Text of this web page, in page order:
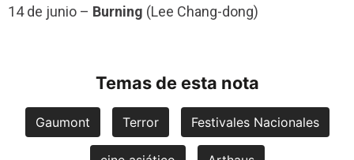
14 de junio – Burning (Lee Chang-dong)
Temas de esta nota
Gaumont Terror Festivales Nacionales